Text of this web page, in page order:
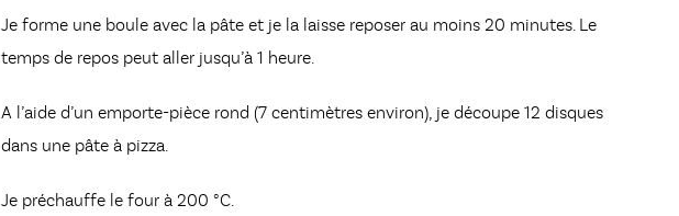
Je forme une boule avec la pâte et je la laisse reposer au moins 20 minutes. Le
temps de repos peut aller jusqu’à 1 heure.
A l’aide d’un emporte-pièce rond (7 centimètres environ), je découpe 12 disques
dans une pâte à pizza.
Je préchauffe le four à 200 °C.